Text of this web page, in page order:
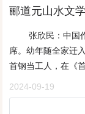
了大自然里，好像
了一体，极目天际
为一了！浅滩处，
会水的知青早就下
的人居住，外边大
用来接往人们过河
嵌在水里，那倒影
佳篇《念蜀》，可
础。那是在解放战
郦道元山水文
张欣民：中国作
席。幼年随全家迁
首钢当工人，在《
著有《叩开神秘王
小说、报告文学散
2024-09-19